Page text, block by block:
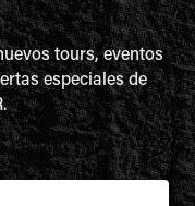
tours, eventos
especiales de